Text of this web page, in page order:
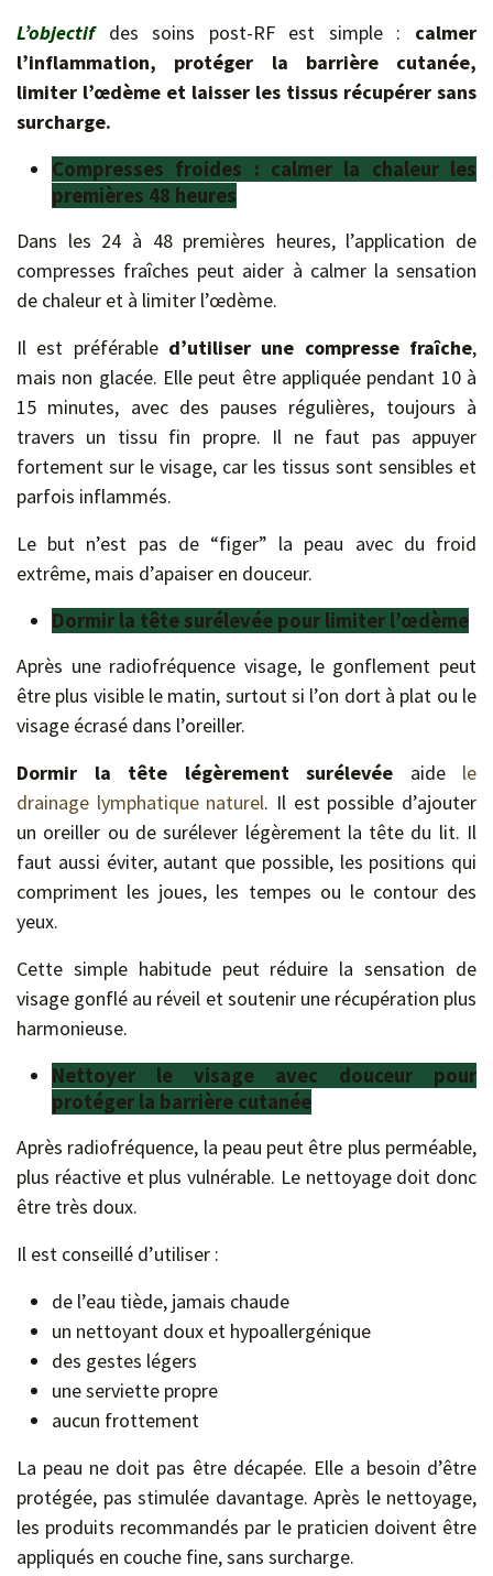
L’objectif
des soins post-RF est simple : calmer
l’inflammation, protéger la barrière cutanée,
limiter l’œdème et laisser les tissus récupérer sans
surcharge.
Compresses froides : calmer la chaleur les
premières 48 heures
Dans les 24 à 48 premières heures, l’application de
compresses fraîches peut aider à calmer la sensation
de chaleur et à limiter l’œdème.
Il est préférabled’utiliser une compresse fraîche,
mais non glacée. Elle peut être appliquée pendant 10 à
15 minutes, avec des pauses régulières, toujours à
travers un tissu fin propre. Il ne faut pas appuyer
fortement sur le visage, car les tissus sont sensibles et
parfois inflammés.
Le but n’est pas de “figer” la peau avec du froid
extrême, mais d’apaiser en douceur.
Dormir la tête surélevée pour limiter l’œdème
Après une radiofréquence visage, le gonflement peut
être plus visible le matin, surtout si l’on dort à plat ou le
visage écrasé dans l’oreiller.
Dormir la tête légèrement surélevée aidele
drainage lymphatique naturel. Il est possible d’ajouter
un oreiller ou de surélever légèrement la tête du lit. Il
faut aussi éviter, autant que possible, les positions qui
compriment les joues, les tempes ou le contour des
yeux.
Cette simple habitude peut réduire la sensation de
visage gonflé au réveil et soutenir une récupération plus
harmonieuse.
Nettoyer le visage avec douceur pour
protéger la barrière cutanée
Après radiofréquence, la peau peut être plus perméable,
plus réactive et plus vulnérable. Le nettoyage doit donc
être très doux.
Il est conseillé d’utiliser :
de l’eau tiède, jamais chaude
un nettoyant doux et hypoallergénique
des gestes légers
une serviette propre
aucun frottement
La peau ne doit pas être décapée. Elle a besoin d’être
protégée, pas stimulée davantage. Après le nettoyage,
les produits recommandés par le praticien doivent être
appliqués en couche fine, sans surcharge.